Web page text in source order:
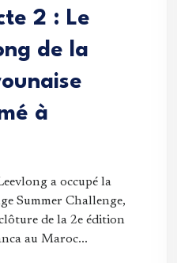
2 : Le
de la
à
a occupé la
Summer Challenge,
de la 2e édition
au Maroc...